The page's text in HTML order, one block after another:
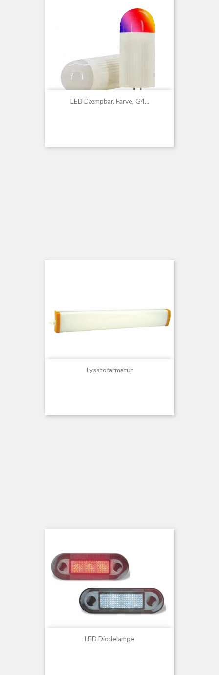
LED Dæmpbar, Farve, G4...
Lysstofarmatur
LED Diodelampe